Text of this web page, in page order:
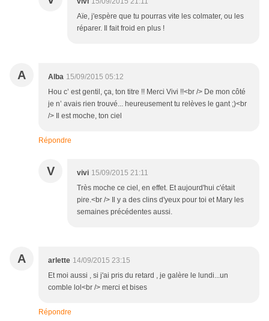
Aïe, j'espère que tu pourras vite les colmater, ou les
réparer. Il fait froid en plus !
A Alba 15/09/2015 05:12
Hou c’ est gentil, ça, ton titre !! Merci Vivi !!<br /> De mon côté
je n’ avais rien trouvé... heureusement tu relèves le gant ;)<br
/> Il est moche, ton ciel
Répondre
V vivi 15/09/2015 21:11
Très moche ce ciel, en effet. Et aujourd'hui c'était
pire.<br /> Il y a des clins d'yeux pour toi et Mary les
semaines précédentes aussi.
A arlette 14/09/2015 23:15
Et moi aussi , si j'ai pris du retard , je galère le lundi...un
comble lol<br /> merci et bises
Répondre